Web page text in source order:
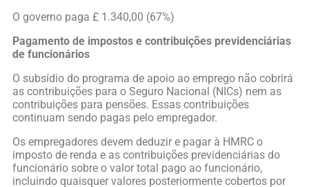
O governo paga £ 1.340,00 (67%)
Pagamento de impostos e contribuições previdenciárias
de funcionários
O subsídio do programa de apoio ao emprego não cobrirá
as contribuições para o Seguro Nacional (NICs) nem as
contribuições para pensões. Essas contribuições
continuam sendo pagas pelo empregador.
Os empregadores devem deduzir e pagar à HMRC o
imposto de renda e as contribuições previdenciárias do
funcionário sobre o valor total pago ao funcionário,
incluindo quaisquer valores posteriormente cobertos por